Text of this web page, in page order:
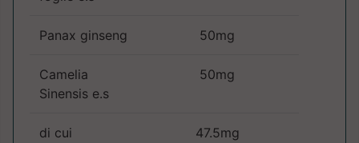
Panax ginseng 50mg
Camelia
Sinensis e.s
50mg
di cui
47.5mg